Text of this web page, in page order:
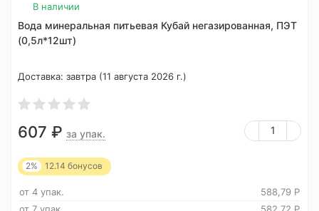
В наличии
Вода минеральная питьевая Кубай негазированная, ПЭТ
(0,5л*12шт)
Доставка: завтра (11 августа 2026 г.)
607 ₽ за упак.
2% 12.14 бонусов
от 4 упак. 588,79 Р